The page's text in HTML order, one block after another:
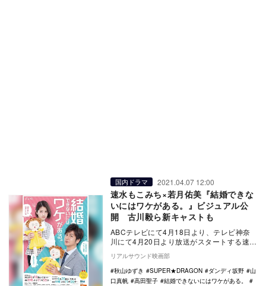
国内ドラマ 2021.04.07 12:00
速水もこみち×若月佑美『結婚できな
いにはワケがある。』ビジュアル公
開 古川毅ら新キャストも
ABCテレビにて4月18日より、テレビ神奈
川にて4月20日より放送がスタートする速水
もこみち主演ドラマ『結婚できないにはワ
ケがあ…
リアルサウンド映画部
秋山ゆずき
SUPER★DRAGON ダンディ坂野
山
口真帆
高田聖子
結婚できないにはワケがある。